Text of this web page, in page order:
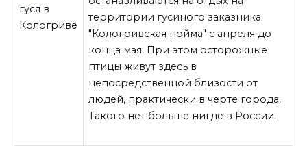
территории гусиного заказника
"Кологривская пойма" с апреля до
конца мая. При этом осторожные
птицы живут здесь в
непосредственной близости от
людей, практически в черте города.
Такого нет больше нигде в России.